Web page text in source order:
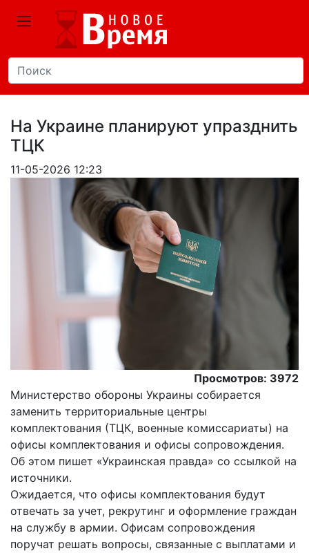
На Украине планируют упразднить
ТЦК
11-05-2026 12:23
Просмотров: 3972
Министерство обороны Украины собирается
заменить территориальные центры
комплектования (ТЦК, военные комиссариаты) на
офисы комплектования и офисы сопровождения.
Об этом пишет «Украинская правда» со ссылкой на
источники.
Ожидается, что офисы комплектования будут
отвечать за учет, рекрутинг и оформление граждан
на службу в армии. Офисам сопровождения
поручат решать вопросы, связанные с выплатами и